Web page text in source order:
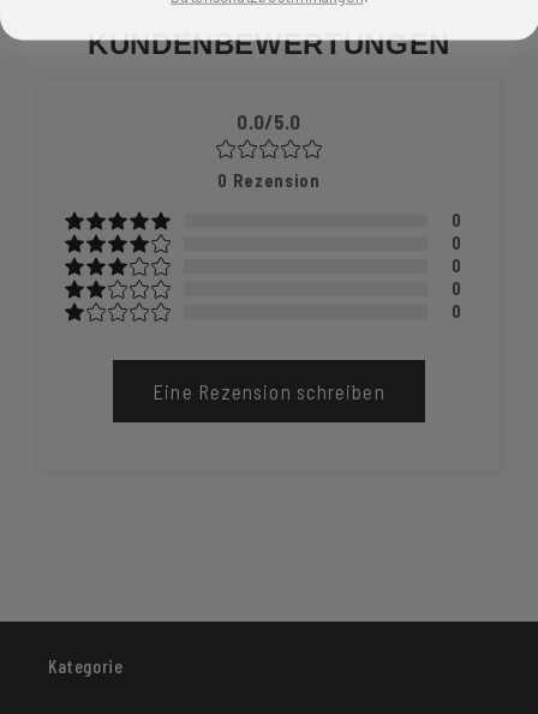
KUNDENBEWERTUNGEN
0.0/5.0
0 Rezension
0
0
0
0
0
Eine Rezension schreiben
Kategorie